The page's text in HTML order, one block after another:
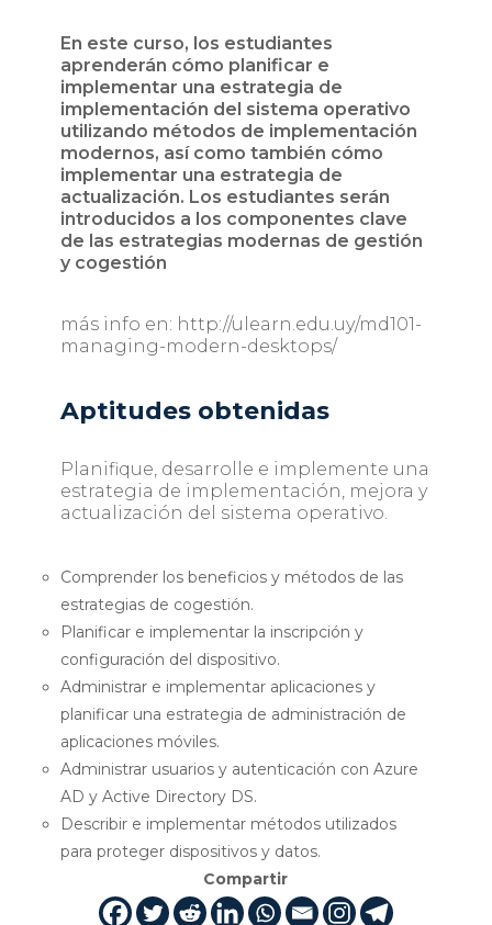
En este curso, los estudiantes
aprenderán cómo planificar e
implementar una estrategia de
implementación del sistema operativo
utilizando métodos de implementación
modernos, así como también cómo
implementar una estrategia de
actualización. Los estudiantes serán
introducidos a los componentes clave
de las estrategias modernas de gestión
y cogestión
más info en: http://ulearn.edu.uy/md101-
managing-modern-desktops/
Aptitudes obtenidas
Planifique, desarrolle e implemente una
estrategia de implementación, mejora y
actualización del sistema operativo.
Comprender los beneficios y métodos de las
estrategias de cogestión.
Planificar e implementar la inscripción y
configuración del dispositivo.
Administrar e implementar aplicaciones y
planificar una estrategia de administración de
aplicaciones móviles.
Administrar usuarios y autenticación con Azure
AD y Active Directory DS.
Describir e implementar métodos utilizados
para proteger dispositivos y datos.
Compartir